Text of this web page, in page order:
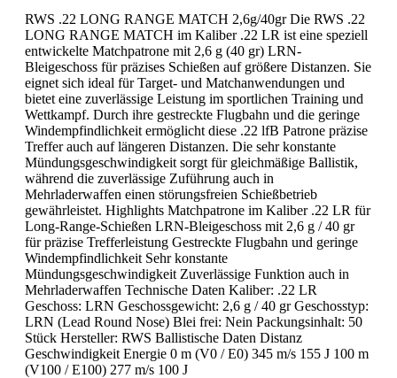
RWS .22 LONG RANGE MATCH 2,6g/40gr Die RWS .22
LONG RANGE MATCH im Kaliber .22 LR ist eine speziell
entwickelte Matchpatrone mit 2,6 g (40 gr) LRN-
Bleigeschoss für präzises Schießen auf größere Distanzen. Sie
eignet sich ideal für Target- und Matchanwendungen und
bietet eine zuverlässige Leistung im sportlichen Training und
Wettkampf. Durch ihre gestreckte Flugbahn und die geringe
Windempfindlichkeit ermöglicht diese .22 lfB Patrone präzise
Treffer auch auf längeren Distanzen. Die sehr konstante
Mündungsgeschwindigkeit sorgt für gleichmäßige Ballistik,
während die zuverlässige Zuführung auch in
Mehrladerwaffen einen störungsfreien Schießbetrieb
gewährleistet. Highlights Matchpatrone im Kaliber .22 LR für
Long-Range-Schießen LRN-Bleigeschoss mit 2,6 g / 40 gr
für präzise Trefferleistung Gestreckte Flugbahn und geringe
Windempfindlichkeit Sehr konstante
Mündungsgeschwindigkeit Zuverlässige Funktion auch in
Mehrladerwaffen Technische Daten Kaliber: .22 LR
Geschoss: LRN Geschossgewicht: 2,6 g / 40 gr Geschosstyp:
LRN (Lead Round Nose) Blei frei: Nein Packungsinhalt: 50
Stück Hersteller: RWS Ballistische Daten Distanz
Geschwindigkeit Energie 0 m (V0 / E0) 345 m/s 155 J 100 m
(V100 / E100) 277 m/s 100 J